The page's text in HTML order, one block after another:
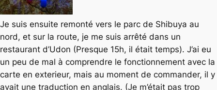
Je suis ensuite remonté vers le parc de Shibuya au
nord, et sur la route, je me suis arrêté dans un
restaurant d’Udon (Presque 15h, il était temps). J’ai eu
un peu de mal à comprendre le fonctionnement avec la
carte en exterieur, mais au moment de commander, il y
avait une traduction en anglais. (Je m’était pas trop